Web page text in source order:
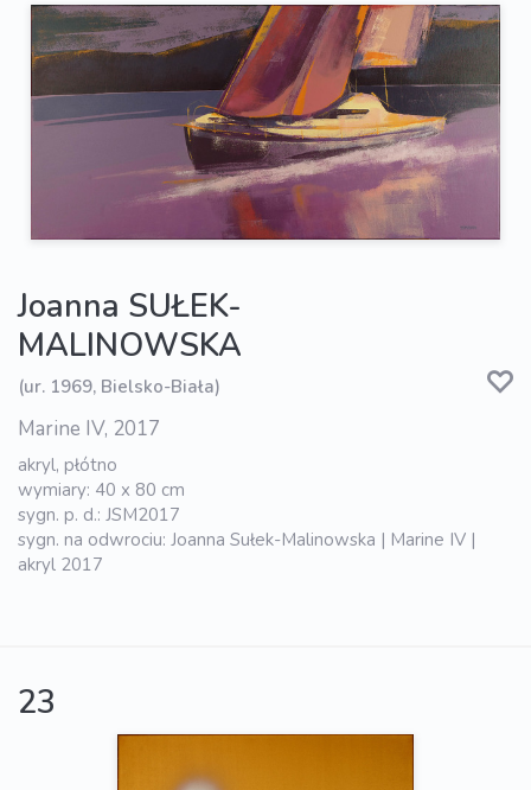
Joanna SUŁEK-
MALINOWSKA
(ur. 1969, Bielsko-Biała)
Marine IV, 2017
akryl, płótno
wymiary: 40 x 80 cm
sygn. p. d.: JSM2017
sygn. na odwrociu: Joanna Sułek-Malinowska | Marine IV |
akryl 2017
23